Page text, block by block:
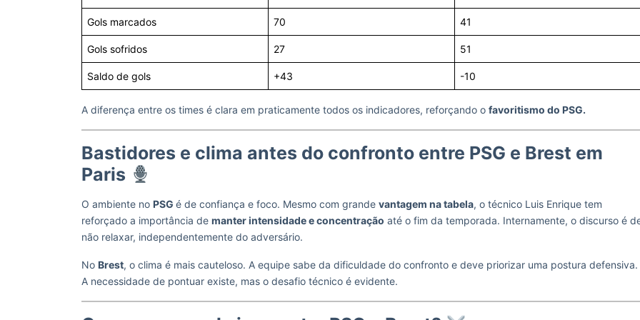
Gols marcados 70 41
Gols sofridos 27 51
Saldo de gols +43 -10
A diferença entre os times é clara em praticamente todos os indicadores, reforçando o favoritismo do PSG.
Bastidores e clima antes do confronto entre PSG e Brest em
Paris
O ambiente no PSG é de confiança e foco. Mesmo com grande vantagem na tabela, o técnico Luis Enrique tem
reforçado a importância de manter intensidade e concentração até o fim da temporada. Internamente, o discurso é
não relaxar, independentemente do adversário.
No Brest, o clima é mais cauteloso. A equipe sabe da dificuldade do confronto e deve priorizar uma postura defensiva.
A necessidade de pontuar existe, mas o desafio técnico é evidente.